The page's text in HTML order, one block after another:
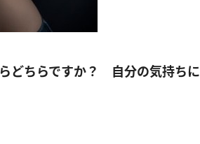
どちらですか？ 自分の気持ちに